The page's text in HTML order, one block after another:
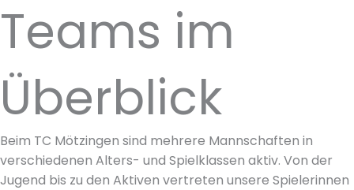
Teams im
Überblick
Beim TC Mötzingen sind mehrere Mannschaften in
verschiedenen Alters- und Spielklassen aktiv. Von der
Jugend bis zu den Aktiven vertreten unsere Spielerinnen